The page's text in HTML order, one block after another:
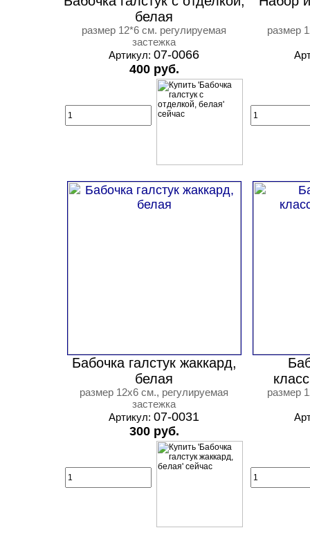
белая
размер 12*6 см. регулируемая
застежка
Артикул: 07-0066
400 руб.
размер
Бабочка галстук жаккард,
белая
размер 12х6 см., регулируемая
застежка
Артикул: 07-0031
300 руб.
размер